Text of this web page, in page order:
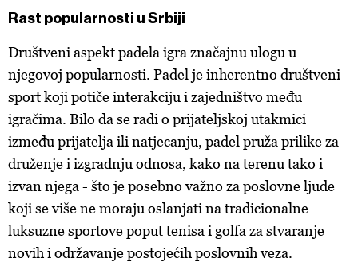
Rast popularnosti u Srbiji
Društveni aspekt padela igra značajnu ulogu u
njegovoj popularnosti. Padel je inherentno društveni
sport koji potiče interakciju i zajedništvo među
igračima. Bilo da se radi o prijateljskoj utakmici
između prijatelja ili natjecanju, padel pruža prilike za
druženje i izgradnju odnosa, kako na terenu tako i
izvan njega - što je posebno važno za poslovne ljude
koji se više ne moraju oslanjati na tradicionalne
luksuzne sportove poput tenisa i golfa za stvaranje
novih i održavanje postojećih poslovnih veza.